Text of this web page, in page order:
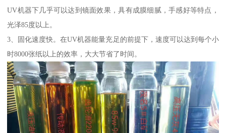
UV机器下几乎可以达到镜面效果，具有成膜细腻，手感好等特点，
光泽85度以上。
3、固化速度快。在UV机器能量充足的前提下，速度可以达到每个小
时8000张纸以上的效率，大大节省了时间。